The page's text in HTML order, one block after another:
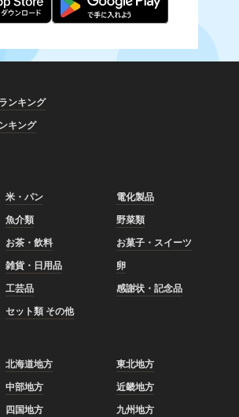
ンキング
キング
米・パン
電化製品
魚介類
野菜類
お茶・飲料
お菓子・スイーツ
雑貨・日用品
卵
工芸品
感謝状・記念品
セット類 その他
北海道地方
東北地方
中部地方
近畿地方
四国地方 九州地方